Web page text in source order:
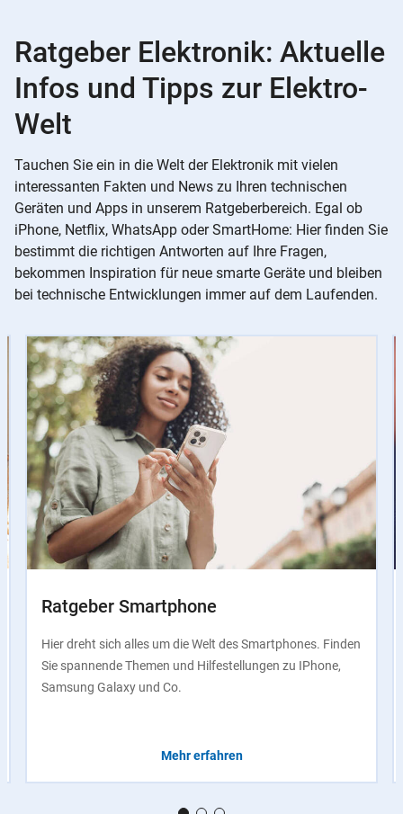
Ratgeber Elektronik: Aktuelle
Infos und Tipps zur Elektro-
Welt
Tauchen Sie ein in die Welt der Elektronik mit vielen
interessanten Fakten und News zu Ihren technischen
Geräten und Apps in unserem Ratgeberbereich. Egal ob
iPhone, Netflix, WhatsApp oder SmartHome: Hier finden Sie
bestimmt die richtigen Antworten auf Ihre Fragen,
bekommen Inspiration für neue smarte Geräte und bleiben
bei technische Entwicklungen immer auf dem Laufenden.
Instructions
Ratgeber Smartphone
Hier dreht sich alles um die Welt des Smartphones. Finden
Sie spannende Themen und Hilfestellungen zu IPhone,
Samsung Galaxy und Co.
Mehr erfahren